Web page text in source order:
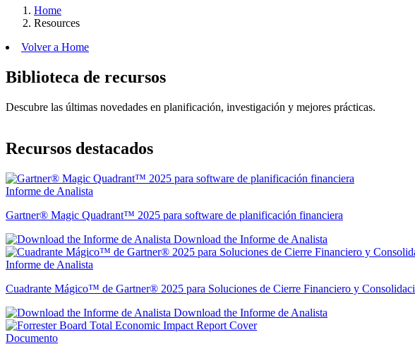
Home
Resources
Volver a Home
Biblioteca de recursos
Descubre las últimas novedades en planificación, investigación y mejores prácticas.
Recursos destacados
Informe de Analista
Gartner® Magic Quadrant™ 2025 para software de planificación financiera
Download the Informe de Analista
Informe de Analista
Cuadrante Mágico™️ de Gartner®️ 2025 para Soluciones de Cierre Financiero y
Download the Informe de Analista
Documento